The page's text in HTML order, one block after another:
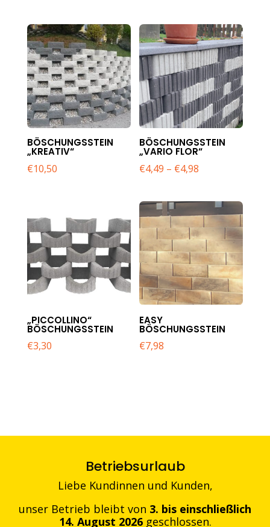
BÖSCHUNGSSTEIN
„KREATIV“
€10,50
BÖSCHUNGSSTEIN
„VARIO FLOR“
€4,49 – €4,98
„PICCOLLINO“
BÖSCHUNGSSTEIN
€3,30
EASY
BÖSCHUNGSSTEIN
€7,98
Betriebsurlaub
Liebe Kundinnen und Kunden,
unser Betrieb bleibt von 3. bis einschließlich
14. August 2026geschlossen.